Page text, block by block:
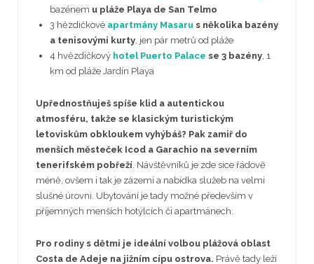
bazénem u pláže Playa de San Telmo
3 hězdičkové apartmány Masaru s několika bazény
a tenisovými kurty, jen pár metrů od pláže
4 hvězdičkový hotel Puerto Palace se 3 bazény, 1
km od pláže Jardín Playa
Upřednostňuješ spíše klid a autentickou
atmosféru, takže se klasickým turistickým
letoviskům obkloukem vyhýbáš? Pak zamiř do
menších městeček Icod a Garachio na severním
tenerifském pobřeží. Návštěvníků je zde sice řádově
méně, ovšem i tak je zázemí a nabídka služeb na velmi
slušné úrovni. Ubytování je tady možné především v
příjemných menších hotýlcích či apartmánech.
Pro rodiny s dětmi je ideální volbou plážová oblast
Costa de Adeje na jižním cípu ostrova. Právě tady leží